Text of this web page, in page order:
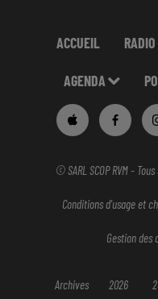
ACCUEIL RADIO
AGENDA
© SARL SCOP RVM -
Conditions d'usage et
Gestion des
Archives 2026